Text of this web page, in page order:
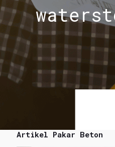
Artikel Pakar Beton